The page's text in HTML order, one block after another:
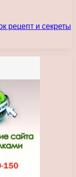
рецепт и секреты